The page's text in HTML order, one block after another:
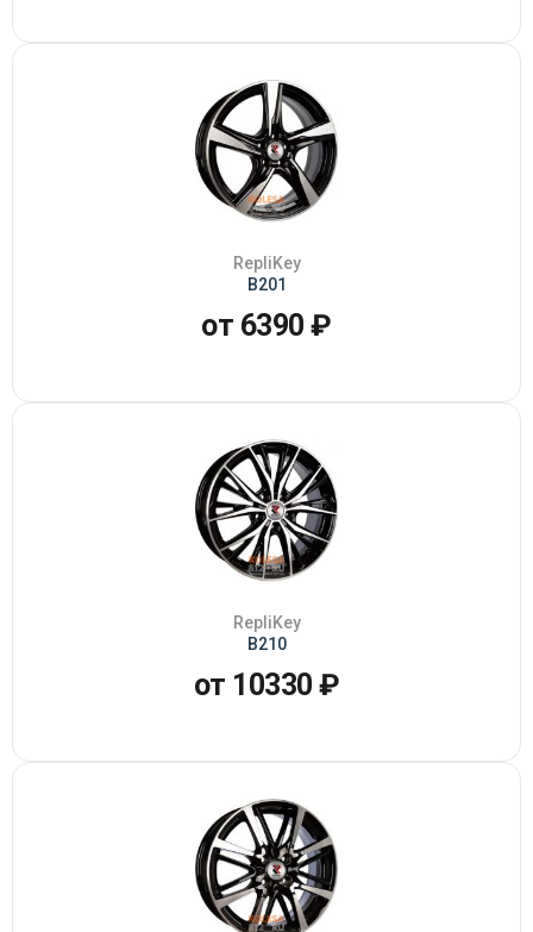
RepliKey
B201
от 6390 ₽
RepliKey
B210
от 10330 ₽